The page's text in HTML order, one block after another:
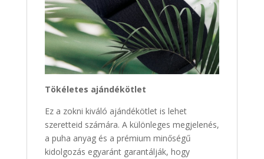
Tökéletes ajándékötlet
Ez a zokni kiváló ajándékötlet is lehet
szeretteid számára. A különleges megjelenés,
a puha anyag és a prémium minőségű
kidolgozás egyaránt garantálják, hogy